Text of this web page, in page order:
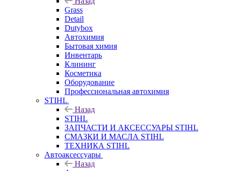
Grass
Detail
Dutybox
Автохимия
Бытовая химия
Инвентарь
Клининг
Косметика
Оборудование
Профессиональная автохимия
STIHL
Назад
STIHL
ЗАПЧАСТИ И АКСЕССУАРЫ STIHL
СМАЗКИ И МАСЛА STIHL
ТЕХНИКА STIHL
Автоаксессуары
Назад